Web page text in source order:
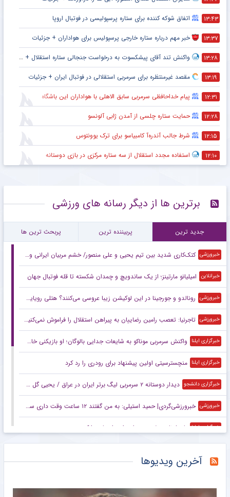
۱۳:۴۳ اتفاق شوکه کننده برای ستاره پرسپولیسی در فوتبال اروپا
۱۳:۳۷ خبر مهم درباره ستاره خارجی پرسپولیس برای هواداران + جزئیات
۱۳:۲۸ واکنش تند آقای پیشکسوت به درخواست جنجالی ستاره استقلال + جزئیات
۱۳:۱۹ مقصد غیرمنتظره برای سرمربی استقلالی در فوتبال ایران + جزئیات
۱۲:۳۱ پیام خداحافظی سرمربی سابق الاهلی با هواداران این باشگاه
۱۲:۲۸ حمایت ستاره چلسی از آمدن ژابی آلونسو
۱۲:۱۵ شرط جالب آندره‌آ کامبیاسو برای ترک یوونتوس
۱۲:۱۰ استفاده مجدد استقلال از سه ستاره مرکزی در بازی دوستانه
برترین ها از دیگر رسانه های ورزشی
جدید ترین پربیننده ترین پربحث ترین ها
خبرورزشی کتک‌کاری شدید بین تیم یحیی و علی منصور/ خشم مربیان ایرانی‌ و قرعه خبرساز با رویارویی تلخ!
خبرانلاین امیلیانو مارتینز؛ از یک ساندویچ و چمدان شکسته تا قله فوتبال جهان
خبرورزشی رونالدو و جورجینا در این لوکیشن زیبا عروسی می‌کنند؟ هتلی رویایی با قیمت نجومی و امکانات شگفت‌انگیز +تصاویر
خبرورزشی تاجرنیا: تعصب رامین رضاییان به پیراهن استقلال را فراموش نمی‌کنیم!
خبرگزاری ایلنا واکنش سرمربی موناکو به شایعات جدایی بالوگان؛ او بازیکنی خاص است
خبرگزاری ایلنا منچسترسیتی اولین پیشنهاد برای رودری را رد کرد
خبرگزاری دانشجو دیدار دوستانه ۲ سرمربی لیگ برتر ایران در عراق / یحیی گل محمدی و علیرضا منصوریان باز به هم رسیدند+ عکس
خبرورزشی خبرورزشی‌گردی| حمید استیلی: به من گفتند ۱۲ ساعت وقت داری سرمربی پرسپولیس شوی/ علی دایی در مورد خیلی چیزها اشتباه می‌کند!
خبرگزاری ایلنا بارسلونا حریف جدیدش را در اروپا پیدا کرد
تاجرنیا: تعصب رامین رضاییان به پیراهن استقلال را فراموش نمی‌کنیم
آخرین ویدیوها